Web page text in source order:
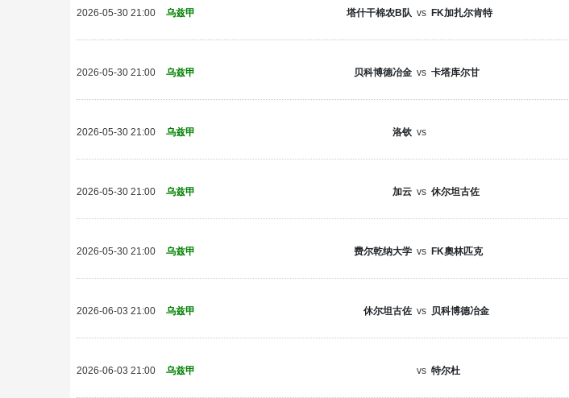
2026-05-30 21:00 乌兹甲 塔什干棉农B队 vs FK加扎尔肯特
2026-05-30 21:00 乌兹甲 贝科博德冶金 vs 卡塔库尔甘
2026-05-30 21:00 乌兹甲 洛钦 vs
2026-05-30 21:00 乌兹甲 加云 vs 休尔坦古佐
2026-05-30 21:00 乌兹甲 费尔乾纳大学 vs FK奧林匹克
2026-06-03 21:00 乌兹甲 休尔坦古佐 vs 贝科博德冶金
2026-06-03 21:00 乌兹甲 vs 特尔杜